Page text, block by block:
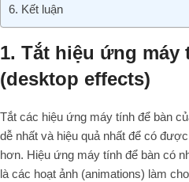
6. Kết luận
1. Tắt hiệu ứng máy
(desktop effects)
Tắt các hiệu ứng máy tính để bàn
dễ nhất và hiệu quả nhất để có
hơn. Hiệu ứng máy tính để bàn có
là các hoạt ảnh (animations) làm